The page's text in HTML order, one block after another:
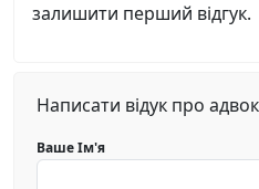
залишити перший відгук.
Написати відук про
Ваше Ім'я